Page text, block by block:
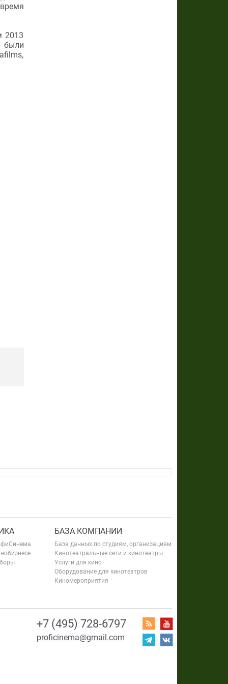
2013
были
БАЗА КОМПАНИЙ
База данных по студиям, организациям
Кинотеатральные сети и кинотеатры
Услуги для кино
Оборудование для кинотеатров
Киномероприятия
+7 (495) 728-6797
proficinema@gmail.com